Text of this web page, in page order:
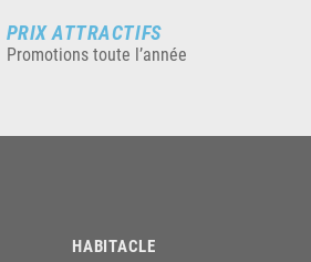
PRIX ATTRACTIFS
Promotions toute l’année
HABITACLE